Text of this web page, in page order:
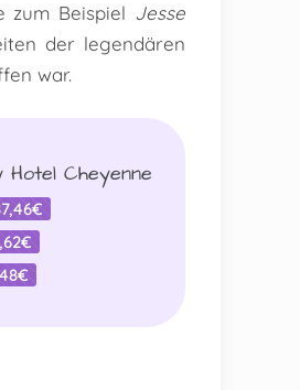
zum Beispiel Jesse
der legendären
war.
Cheyenne